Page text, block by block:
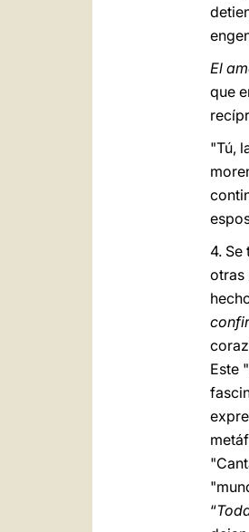
El
que
"Tú,
4. Se
otras
Este
“